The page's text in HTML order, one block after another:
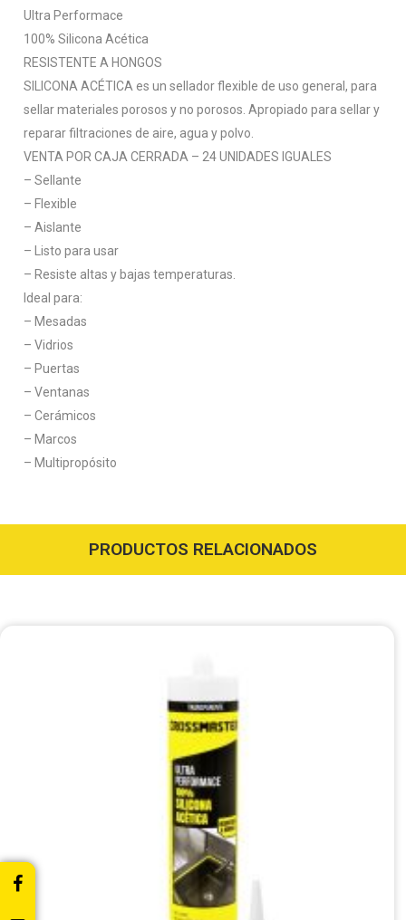
Ultra Performace
100% Silicona Acética
RESISTENTE A HONGOS
SILICONA ACÉTICA es un sellador flexible de uso general, para
sellar materiales porosos y no porosos. Apropiado para sellar y
reparar filtraciones de aire, agua y polvo.
VENTA POR CAJA CERRADA – 24 UNIDADES IGUALES
– Sellante
– Flexible
– Aislante
– Listo para usar
– Resiste altas y bajas temperaturas.
Ideal para:
– Mesadas
– Vidrios
– Puertas
– Ventanas
– Cerámicos
– Marcos
– Multipropósito
PRODUCTOS RELACIONADOS